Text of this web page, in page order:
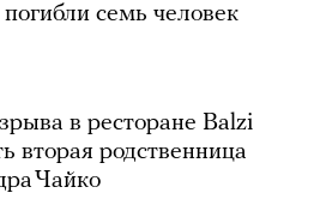
семь человек
в ресторане Balzi
вторая родственница
Чайко